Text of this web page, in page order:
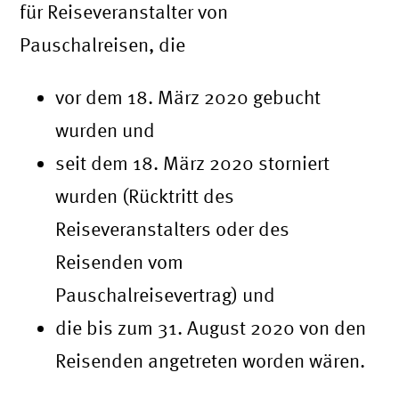
für Reiseveranstalter von
Pauschalreisen, die
vor dem 18. März 2020 gebucht
wurden und
seit dem 18. März 2020 storniert
wurden (Rücktritt des
Reiseveranstalters oder des
Reisenden vom
Pauschalreisevertrag) und
die bis zum 31. August 2020 von den
Reisenden angetreten worden wären.